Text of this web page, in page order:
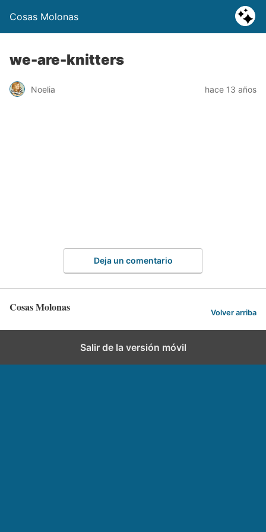
Cosas Molonas
we-are-knitters
Noelia hace 13 años
Deja un comentario
Cosas Molonas Volver arriba
Salir de la versión móvil